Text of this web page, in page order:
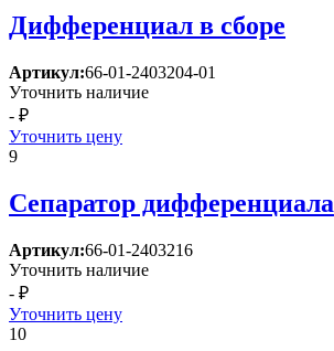
Дифференциал в сборе
Артикул:66-01-2403204-01
Уточнить наличие
- ₽
Уточнить цену
9
Сепаратор дифференциала
Артикул:66-01-2403216
Уточнить наличие
- ₽
Уточнить цену
10